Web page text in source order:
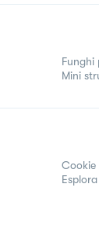
Funghi
Mini
Cookie
Esplora